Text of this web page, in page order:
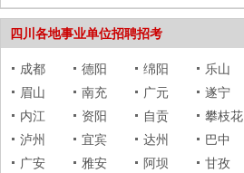
四川各地事业单位招聘招考
成都 德阳 绵阳
乐山
眉山
南充 广元
遂宁
内江
资阳 自贡
攀枝花
泸州
宜宾 达州
巴中
广安
雅安 阿坝
甘孜